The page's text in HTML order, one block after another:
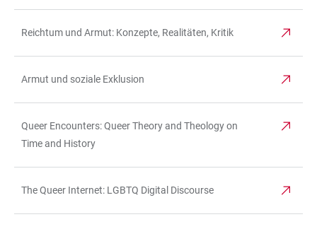
Reichtum und Armut: Konzepte, Realitäten, Kritik
Armut und soziale Exklusion
Queer Encounters: Queer Theory and Theology on
Time and History
The Queer Internet: LGBTQ Digital Discourse